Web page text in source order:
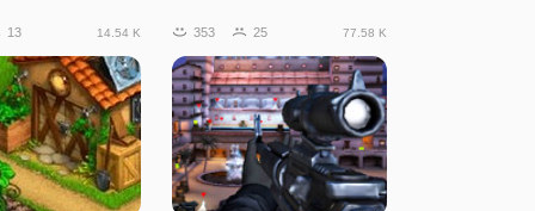
13 14.54 K 353 25 77.58 K